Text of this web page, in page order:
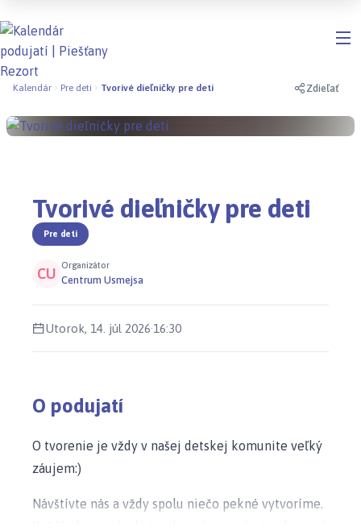
Kalendár Pre deti Tvorivé dieľničky pre deti Zdieľať
Tvorivé dieľničky pre deti
Pre deti
CU Organizátor
Centrum Usmejsa
Utorok, 14. júl 2026·16:30
O podujatí
O tvorenie je vždy v našej detskej komunite veľký
záujem:)
Návštívte nás a vždy spolu niečo pekné vytvoríme.